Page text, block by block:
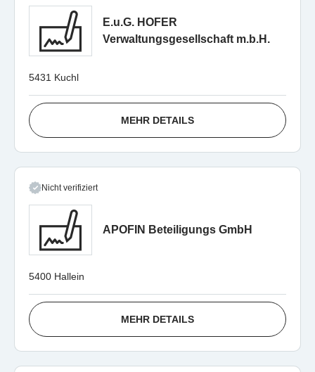
E.u.G. HOFER
Verwaltungsgesellschaft m.b.H.
5431 Kuchl
MEHR DETAILS
Nicht verifiziert
APOFIN Beteiligungs GmbH
5400 Hallein
MEHR DETAILS